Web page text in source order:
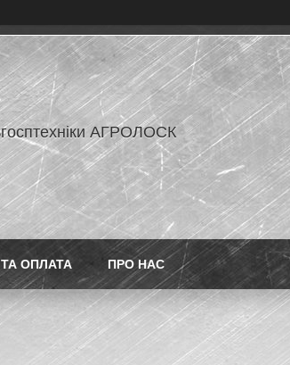
АГРОЛОСК
ОПЛАТА ПРО НАС